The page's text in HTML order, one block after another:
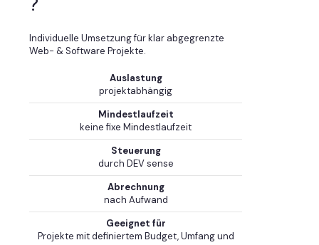
Individuelle Umsetzung für klar abgegrenzte
Web- & Software Projekte.
Auslastung
projektabhängig
Mindestlaufzeit
keine fixe Mindestlaufzeit
Steuerung
durch DEV sense
Abrechnung
nach Aufwand
Geeignet für
Projekte mit definiertem Budget, Umfang und